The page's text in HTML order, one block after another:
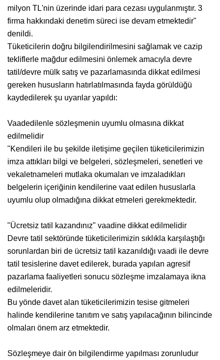
milyon TL'nin üzerinde idari para cezası uygulanmıştır. 3
firma hakkındaki denetim süreci ise devam etmektedir"
denildi.
Tüketicilerin doğru bilgilendirilmesini sağlamak ve cazip
tekliflerle mağdur edilmesini önlemek amacıyla devre
tatil/devre mülk satış ve pazarlamasında dikkat edilmesi
gereken hususların hatırlatılmasında fayda görüldüğü
kaydedilerek şu uyarılar yapıldı:
Vaadedilenle sözleşmenin uyumlu olmasına dikkat
edilmelidir
"Kendileri ile bu şekilde iletişime geçilen tüketicilerimizin
imza attıkları bilgi ve belgeleri, sözleşmeleri, senetleri ve
vekaletnameleri mutlaka okumaları ve imzaladıkları
belgelerin içeriğinin kendilerine vaat edilen hususlarla
uyumlu olup olmadığına dikkat etmeleri gerekmektedir.
"Ücretsiz tatil kazandınız" vaadine dikkat edilmelidir
Devre tatil sektöründe tüketicilerimizin sıklıkla karşılaştığı
sorunlardan biri de ücretsiz tatil kazanıldığı vaadi ile devre
tatil tesislerine davet edilerek, burada yapılan agresif
pazarlama faaliyetleri sonucu sözleşme imzalamaya ikna
edilmeleridir.
Bu yönde davet alan tüketicilerimizin tesise gitmeleri
halinde kendilerine tanıtım ve satış yapılacağının bilincinde
olmaları önem arz etmektedir.
Sözleşmeye dair ön bilgilendirme yapılması zorunludur